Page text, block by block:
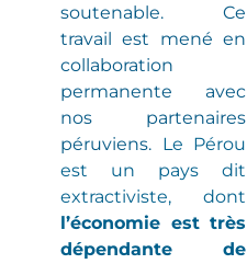
soutenable. Ce
travail est mené en
collaboration
permanente avec
nos partenaires
péruviens. Le Pérou
est un pays dit
extractiviste, dont
l’économie est très
dépendante de